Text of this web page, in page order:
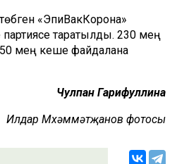
«ЭпиВакКорона»
таратылды. 230 мең
мең кеше файдалана
Чулпан Гарифуллина
Илдар Мөхәммәтҗанов фотосы